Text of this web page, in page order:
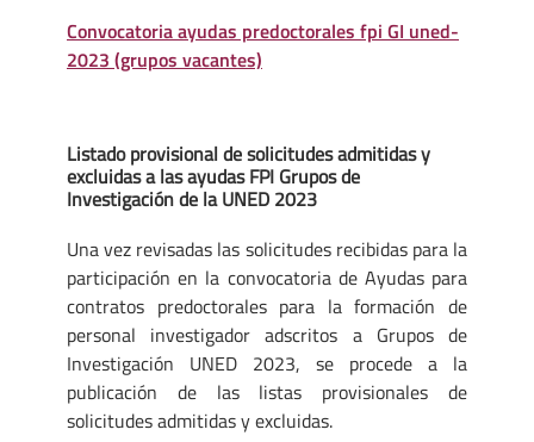
Convocatoria ayudas predoctorales fpi GI uned-
2023 (grupos vacantes)
Listado provisional de solicitudes admitidas y
excluidas a las ayudas FPI Grupos de
Investigación de la UNED 2023
Una vez revisadas las solicitudes recibidas para la
participación en la convocatoria de Ayudas para
contratos predoctorales para la formación de
personal investigador adscritos a Grupos de
Investigación UNED 2023, se procede a la
publicación de las listas provisionales de
solicitudes admitidas y excluidas.